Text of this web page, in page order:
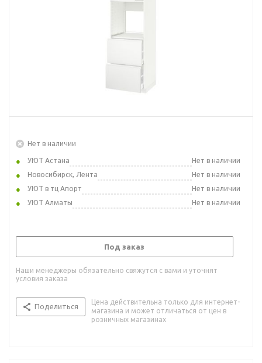
Нет в наличии
УЮТ Астана
Нет в наличии
Новосибирск, Лента
Нет в наличии
УЮТ в тц Апорт
Нет в наличии
УЮТ Алматы
Нет в наличии
Под заказ
Наши менеджеры обязательно свяжутся с вами и уточнят
условия заказа
Поделиться
Цена действительна только для интернет-
магазина и может отличаться от цен в
розничных магазинах